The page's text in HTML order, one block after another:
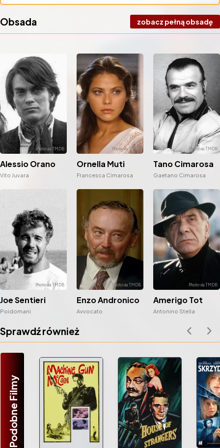
Obsada zobacz pełną obsadę
Alessio Orano
Vito Juvara
Ornella Muti
Francesca Cimarosa
Tano Cimarosa
Gaetano Cimarosa
Joe Sentieri
Poidomani
Enzo Andronico
Avvocato
Amerigo Tot
Antonino Stella
Sprawdź również
Podobne Filmy